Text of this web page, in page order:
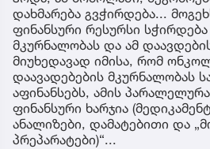
დახმარება გვჭირდება...
ფინანსური რესურსი
მკურნალობას და ამ
მიუხედავად იმისა, რომ
დაავადებების მკურნალობას
აფინანსებს, ამის
ფინანსური ხარჯია
ანალიზები, დამატებითი და
პრეპარატები)“...